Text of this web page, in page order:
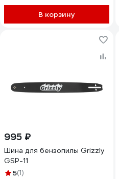
В корзину
995 ₽
Шина для бензопилы Grizzly
GSP-11
5(1)